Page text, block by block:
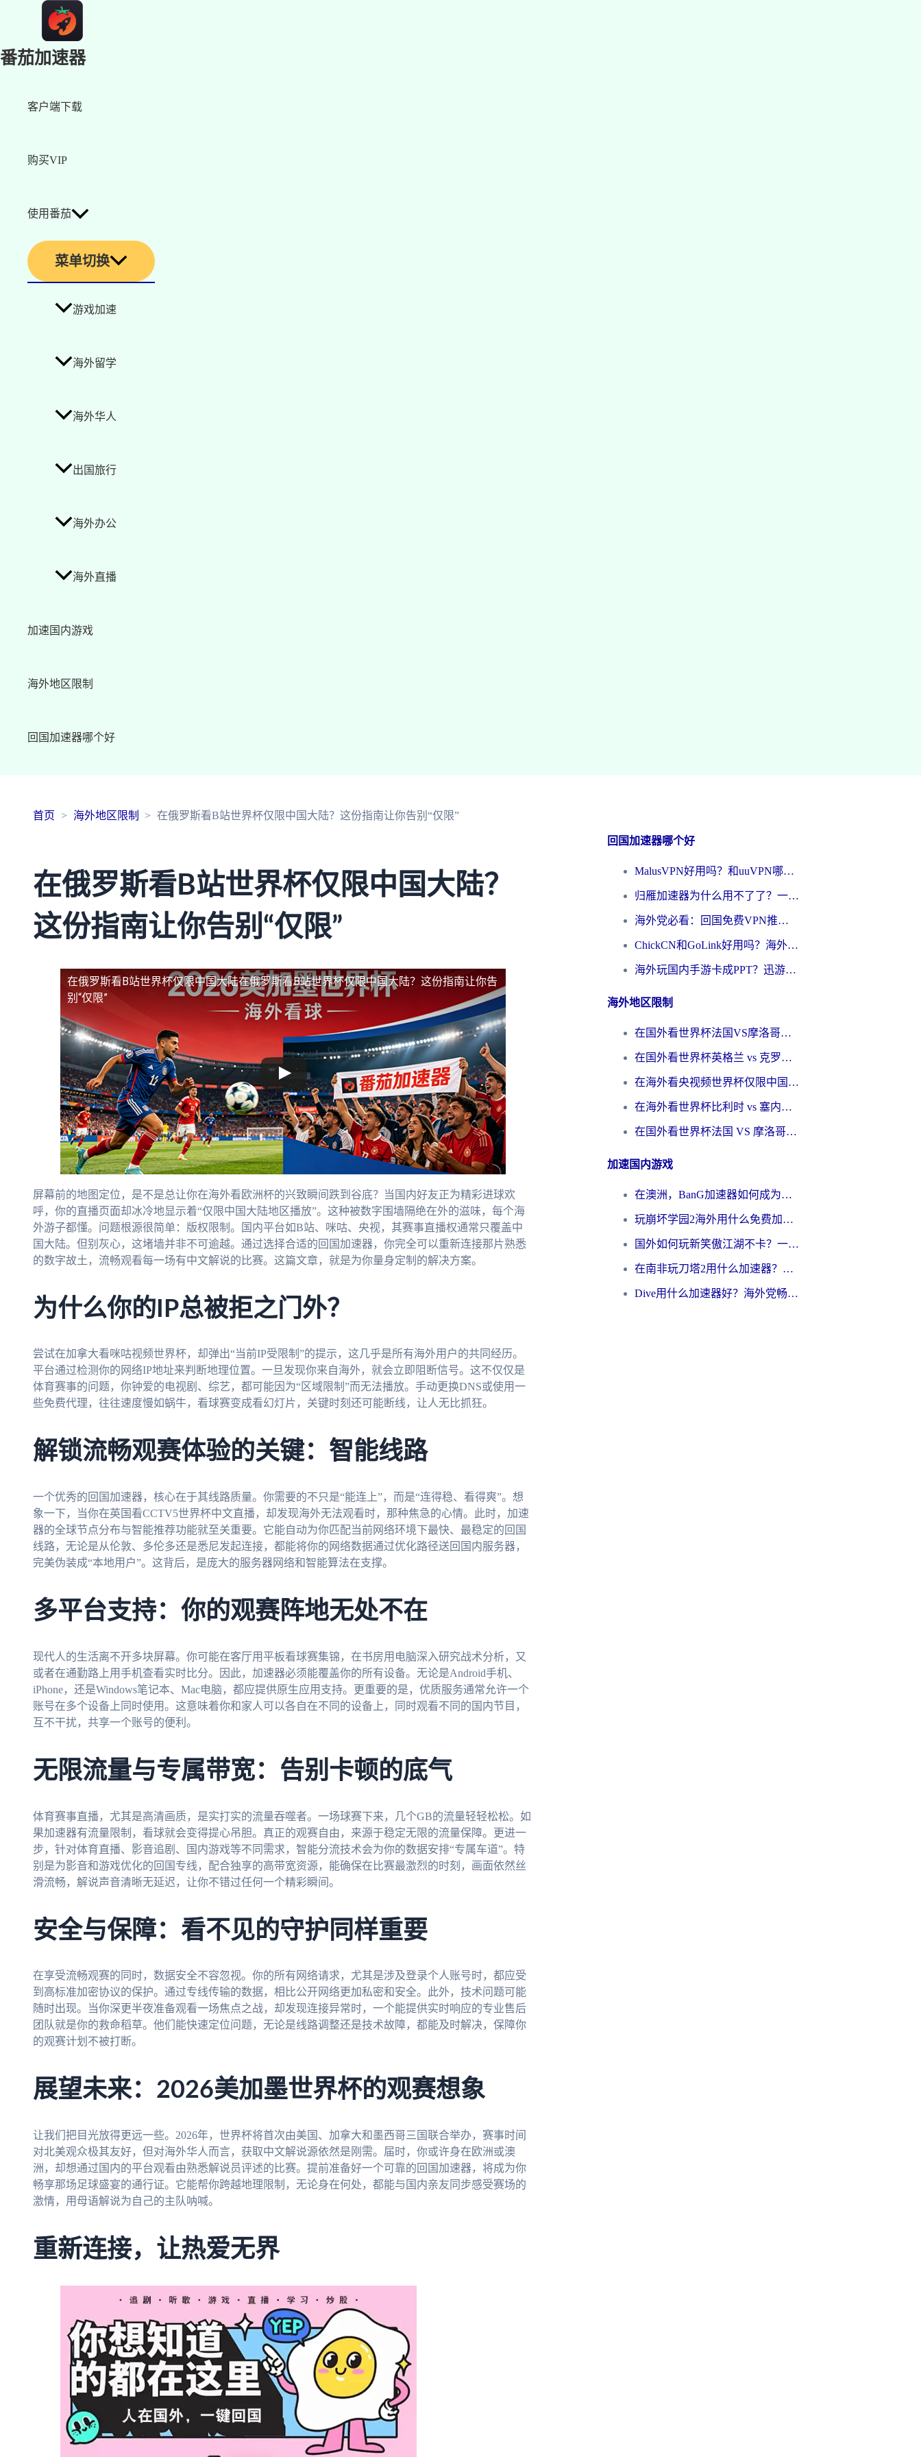
番茄加速器
客户端下载
购买VIP
使用番茄
菜单切换
游戏加速
海外留学
海外华人
出国旅行
海外办公
海外直播
加速国内游戏
海外地区限制
回国加速器哪个好
首页 海外地区限制 在俄罗斯看B站世界杯仅限中国大陆？这份指南让你告别“仅限”
在俄罗斯看B站世界杯仅限中国大陆？
这份指南让你告别“仅限”
在俄罗斯看B站世界杯仅限中国大陆在俄罗斯看B站世界杯仅限中国大陆？这份指南让你告
别“仅限”
屏幕前的地图定位，是不是总让你在海外看欧洲杯的兴致瞬间跌到谷底？当国内好友正为精彩进球欢
呼，你的直播页面却冰冷地显示着“仅限中国大陆地区播放”。这种被数字围墙隔绝在外的滋味，每个海
外游子都懂。问题根源很简单：版权限制。国内平台如B站、咪咕、央视，其赛事直播权通常只覆盖中
国大陆。但别灰心，这堵墙并非不可逾越。通过选择合适的回国加速器，你完全可以重新连接那片熟悉
的数字故土，流畅观看每一场有中文解说的比赛。这篇文章，就是为你量身定制的解决方案。
为什么你的IP总被拒之门外？
尝试在加拿大看咪咕视频世界杯，却弹出“当前IP受限制”的提示，这几乎是所有海外用户的共同经历。
平台通过检测你的网络IP地址来判断地理位置。一旦发现你来自海外，就会立即阻断信号。这不仅仅是
体育赛事的问题，你钟爱的电视剧、综艺，都可能因为“区域限制”而无法播放。手动更换DNS或使用一
些免费代理，往往速度慢如蜗牛，看球赛变成看幻灯片，关键时刻还可能断线，让人无比抓狂。
解锁流畅观赛体验的关键：智能线路
一个优秀的回国加速器，核心在于其线路质量。你需要的不只是“能连上”，而是“连得稳、看得爽”。想
象一下，当你在英国看CCTV5世界杯中文直播，却发现海外无法观看时，那种焦急的心情。此时，加速
器的全球节点分布与智能推荐功能就至关重要。它能自动为你匹配当前网络环境下最快、最稳定的回国
线路，无论是从伦敦、多伦多还是悉尼发起连接，都能将你的网络数据通过优化路径送回国内服务器，
完美伪装成“本地用户”。这背后，是庞大的服务器网络和智能算法在支撑。
多平台支持：你的观赛阵地无处不在
现代人的生活离不开多块屏幕。你可能在客厅用平板看球赛集锦，在书房用电脑深入研究战术分析，又
或者在通勤路上用手机查看实时比分。因此，加速器必须能覆盖你的所有设备。无论是Android手机、
iPhone，还是Windows笔记本、Mac电脑，都应提供原生应用支持。更重要的是，优质服务通常允许一个
账号在多个设备上同时使用。这意味着你和家人可以各自在不同的设备上，同时观看不同的国内节目，
互不干扰，共享一个账号的便利。
无限流量与专属带宽：告别卡顿的底气
体育赛事直播，尤其是高清画质，是实打实的流量吞噬者。一场球赛下来，几个GB的流量轻轻松松。如
果加速器有流量限制，看球就会变得提心吊胆。真正的观赛自由，来源于稳定无限的流量保障。更进一
步，针对体育直播、影音追剧、国内游戏等不同需求，智能分流技术会为你的数据安排“专属车道”。特
别是为影音和游戏优化的回国专线，配合独享的高带宽资源，能确保在比赛最激烈的时刻，画面依然丝
滑流畅，解说声音清晰无延迟，让你不错过任何一个精彩瞬间。
安全与保障：看不见的守护同样重要
在享受流畅观赛的同时，数据安全不容忽视。你的所有网络请求，尤其是涉及登录个人账号时，都应受
到高标准加密协议的保护。通过专线传输的数据，相比公开网络更加私密和安全。此外，技术问题可能
随时出现。当你深更半夜准备观看一场焦点之战，却发现连接异常时，一个能提供实时响应的专业售后
团队就是你的救命稻草。他们能快速定位问题，无论是线路调整还是技术故障，都能及时解决，保障你
的观赛计划不被打断。
展望未来：2026美加墨世界杯的观赛想象
让我们把目光放得更远一些。2026年，世界杯将首次由美国、加拿大和墨西哥三国联合举办，赛事时间
对北美观众极其友好，但对海外华人而言，获取中文解说源依然是刚需。届时，你或许身在欧洲或澳
洲，却想通过国内的平台观看由熟悉解说员评述的比赛。提前准备好一个可靠的回国加速器，将成为你
畅享那场足球盛宴的通行证。它能帮你跨越地理限制，无论身在何处，都能与国内亲友同步感受赛场的
激情，用母语解说为自己的主队呐喊。
重新连接，让热爱无界
回国加速器哪个好
MalusVPN好用吗？和uuVPN哪个好？海外党无缝访问国内资源的真实对比与选择指南
归雁加速器为什么用不了了？一位海外游子的真实困惑与技术解答
海外党必看：回国免费VPN推荐？别踩坑！教你选对加速器无缝刷国内资源
ChickCN和GoLink好用吗？海外党如何选对回国加速器
海外玩国内手游卡成PPT？迅游和奇游手游哪个好？一篇讲透回国加速器怎么选
海外地区限制
在国外看世界杯法国VS摩洛哥地区限制？这篇指南让你流畅看中文解说无压力
在国外看世界杯英格兰 vs 克罗地亚当前地区不可播放？这篇指南帮你搞定所有海外观赛难题
在海外看央视频世界杯仅限中国大陆？这篇指南帮你解锁中文解说+无卡顿直播
在海外看世界杯比利时 vs 塞内加尔仅限中国大陆？我找到了最流畅的中文解说之路
在国外看世界杯法国 VS 摩洛哥仅限中国大陆？海外党这样看中文解说赛事不卡顿
加速国内游戏
在澳洲，BanG加速器如何成为你国服游戏的“时光机”？
玩崩坏学园2海外用什么免费加速器好？2026海外党亲测国服游戏加速指南
国外如何玩新笑傲江湖不卡？一份给海外游子的终极网络指南
在南非玩刀塔2用什么加速器？一份给海外游子的终极生存指南
Dive用什么加速器好？海外党畅玩国服游戏的终极避坑指南